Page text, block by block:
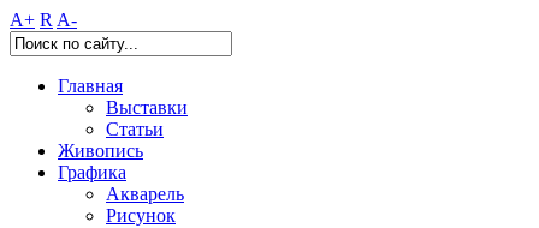
A+ R A-
Главная
Выставки
Статьи
Живопись
Графика
Акварель
Рисунок